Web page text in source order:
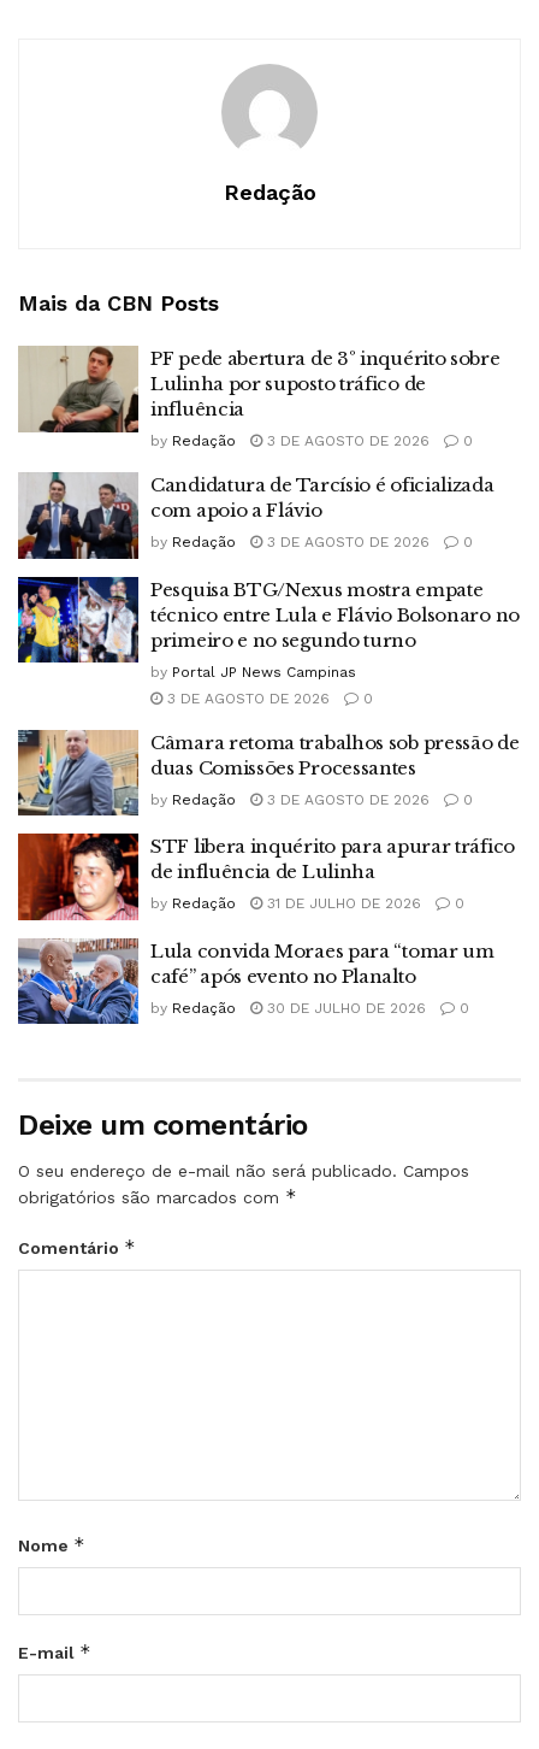
Redação
Mais da CBN Posts
PF pede abertura de 3º inquérito sobre
Lulinha por suposto tráfico de
influência
by Redação 3 DE AGOSTO DE 2026 0
Candidatura de Tarcísio é oficializada
com apoio a Flávio
by Redação 3 DE AGOSTO DE 2026 0
Pesquisa BTG/Nexus mostra empate
técnico entre Lula e Flávio Bolsonaro no
primeiro e no segundo turno
by Portal JP News Campinas
3 DE AGOSTO DE 2026
0
Câmara retoma trabalhos sob pressão de
duas Comissões Processantes
by Redação 3 DE AGOSTO DE 2026 0
STF libera inquérito para apurar tráfico
de influência de Lulinha
by Redação 31 DE JULHO DE 2026 0
Lula convida Moraes para “tomar um
café” após evento no Planalto
by Redação 30 DE JULHO DE 2026 0
Deixe um comentário
O seu endereço de e-mail não será publicado. Campos
obrigatórios são marcados com *
Comentário *
Nome *
E-mail *